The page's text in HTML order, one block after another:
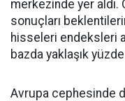
merkezinde yer aldı.
sonuçları
hisseleri endeksleri
bazda yaklaşık
Avrupa cephesinde